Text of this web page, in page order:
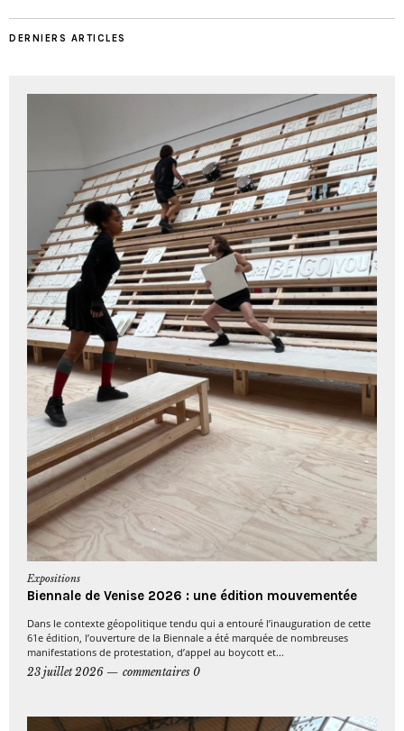
DERNIERS ARTICLES
Expositions
Biennale de Venise 2026 : une édition mouvementée
Dans le contexte géopolitique tendu qui a entouré l’inauguration de cette
61e édition, l’ouverture de la Biennale a été marquée de nombreuses
manifestations de protestation, d’appel au boycott et...
23 juillet 2026
commentaires 0